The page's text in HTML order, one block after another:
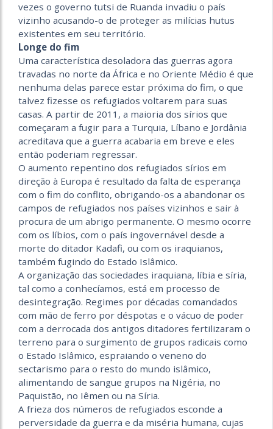
vezes o governo tutsi de Ruanda invadiu o país
vizinho acusando-o de proteger as milícias hutus
existentes em seu território.
Longe do fim
Uma característica desoladora das guerras agora
travadas no norte da África e no Oriente Médio é que
nenhuma delas parece estar próxima do fim, o que
talvez fizesse os refugiados voltarem para suas
casas. A partir de 2011, a maioria dos sírios que
começaram a fugir para a Turquia, Líbano e Jordânia
acreditava que a guerra acabaria em breve e eles
então poderiam regressar.
O aumento repentino dos refugiados sírios em
direção à Europa é resultado da falta de esperança
com o fim do conflito, obrigando-os a abandonar os
campos de refugiados nos países vizinhos e sair à
procura de um abrigo permanente. O mesmo ocorre
com os líbios, com o país ingovernável desde a
morte do ditador Kadafi, ou com os iraquianos,
também fugindo do Estado Islâmico.
A organização das sociedades iraquiana, líbia e síria,
tal como a conhecíamos, está em processo de
desintegração. Regimes por décadas comandados
com mão de ferro por déspotas e o vácuo de poder
com a derrocada dos antigos ditadores fertilizaram o
terreno para o surgimento de grupos radicais como
o Estado Islâmico, espraiando o veneno do
sectarismo para o resto do mundo islâmico,
alimentando de sangue grupos na Nigéria, no
Paquistão, no Iêmen ou na Síria.
A frieza dos números de refugiados esconde a
perversidade da guerra e da miséria humana, cujas